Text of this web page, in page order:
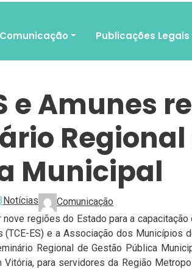
Comunicação Publicações Legais
e Amunes
Regional
Municipal
Notícias
Comunicação
regiões do Estado para a
(TCE-ES) e a Associação dos Municípios
Regional de Gestão Pública
Vitória, para servidores da Região